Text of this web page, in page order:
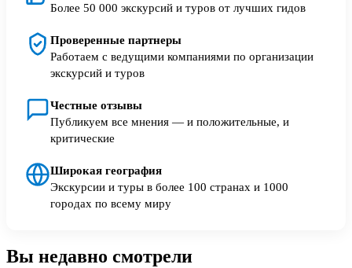
Более 50 000 экскурсий и туров от лучших гидов
Проверенные партнеры
Работаем с ведущими компаниями по организации
экскурсий и туров
Честные отзывы
Публикуем все мнения — и положительные, и
критические
Широкая география
Экскурсии и туры в более 100 странах и 1000
городах по всему миру
Вы недавно смотрели